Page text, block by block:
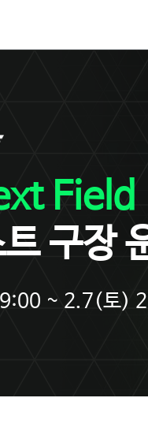
Field
구장
~ 2.7(토)